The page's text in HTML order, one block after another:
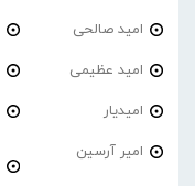
امید صالحی
امید عظیمی
امیدیار
امیر آرسین